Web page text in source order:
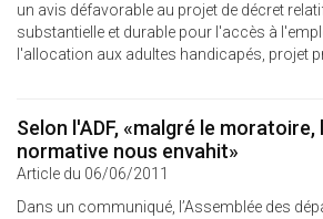
un avis défavorable au projet de décret
substantielle et durable pour l'accès à
l'allocation aux adultes handicapés, projet
Selon l'ADF, «malgré le
normative nous envahit»
Article du 06/06/2011
Dans un communiqué, l’Assemblée des